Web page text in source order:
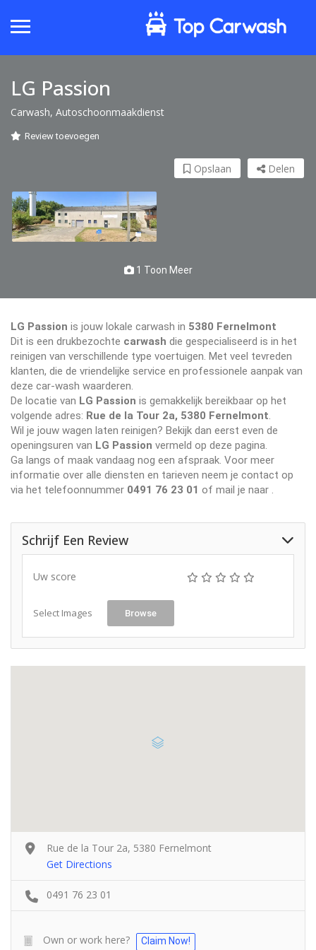
LG Passion
Carwash, Autoschoonmaakdienst
Review toevoegen
Delen
Opslaan
1 Toon Meer
LG Passion is jouw lokale carwash in 5380 Fernelmont
Dit is een drukbezochte carwash die gespecialiseerd is in het
reinigen van verschillende type voertuigen. Met veel tevreden
klanten, die de vriendelijke service en professionele aanpak van
deze car-wash waarderen.
De locatie van LG Passion is gemakkelijk bereikbaar op het
volgende adres: Rue de la Tour 2a, 5380 Fernelmont
Wil je jouw wagen laten reinigen? Bekijk dan eerst even de
openingsuren van LG Passion vermeld op deze pagina.
Ga langs of maak vandaag nog een afspraak. Voor meer
informatie over alle diensten en tarieven neem je contact op
via het telefoonnummer 0491 76 23 01 of mail je naar
Schrijf Een Review
Uw score
Select Images Browse
Rue de la Tour 2a, 5380 Fernelmont
Get Directions
0491 76 23 01
Own or work here? Claim Now!